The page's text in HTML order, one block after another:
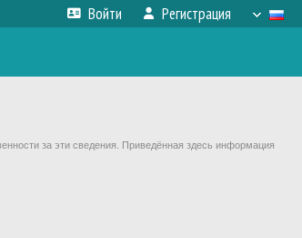
Войти Регистрация
за эти сведения. Приведённая здесь информация